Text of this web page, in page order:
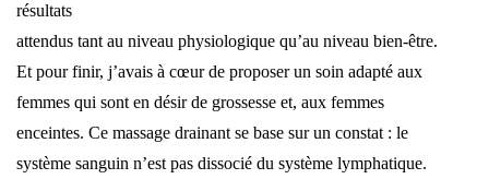
résultats
attendus tant au niveau physiologique qu’au niveau bien-être.
Et pour finir, j’avais à cœur de proposer un soin adapté aux
femmes qui sont en désir de grossesse et, aux femmes
enceintes. Ce massage drainant se base sur un constat : le
système sanguin n’est pas dissocié du système lymphatique.